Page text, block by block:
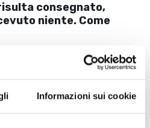
Informazioni sui cookie
consegnato,
niente. Come
in rispedizione al
vuol dire?